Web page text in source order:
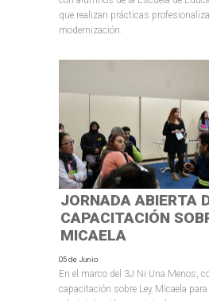
que realizan prácticas
modernización.
JORNADA ABIERTA
CAPACITACIÓN
MICAELA
05 de Junio
En el marco del 3J Ni Una Menos,
capacitación sobre Ley Micaela